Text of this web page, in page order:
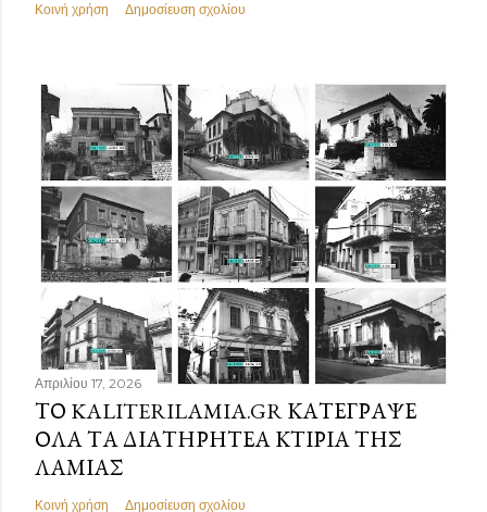
Κοινή χρήση Δημοσίευση σχολίου
Απριλίου 17, 2026
ΤΟ KALITERILAMIA.GR ΚΑΤΈΓΡΑΨΕ
ΌΛΑ ΤΑ ΔΙΑΤΗΡΗΤΈΑ ΚΤΊΡΙΑ ΤΗΣ
ΛΑΜΊΑΣ
Κοινή χρήση Δημοσίευση σχολίου